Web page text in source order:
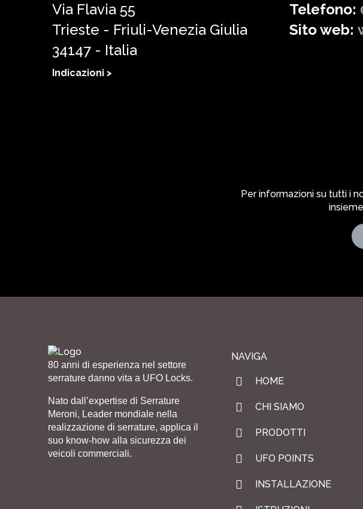
Via Flavia 55
Trieste - Friuli-Venezia Giulia
34147 - Italia
Indicazioni >
Telefono:
Sito web:
Per informazioni su tutti i
80 anni di esperienza nel settore
serrature danno vita a UFO Locks.
Nato dall’expertise di Serrature
Meroni, Leader mondiale nella
realizzazione di serrature, applica il
suo know-how alla sicurezza dei
veicoli commerciali.
NAVIGA
HOME
CHI SIAMO
PRODOTTI
UFO POINTS
INSTALLAZIONE